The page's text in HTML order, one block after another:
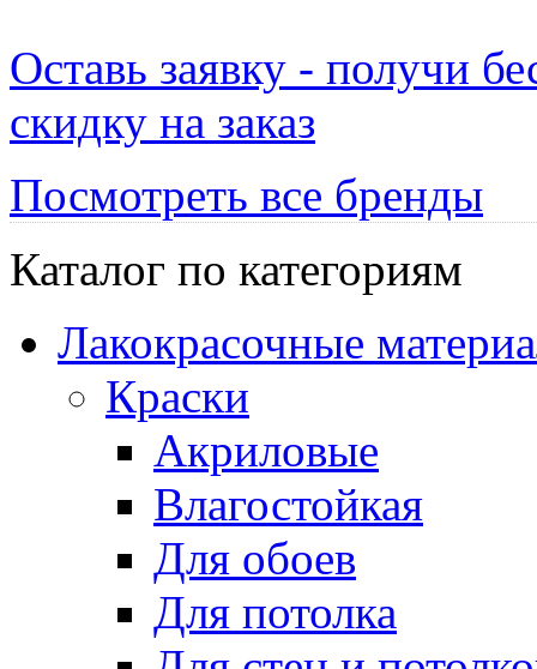
Оставь заявку - получи
скидку на заказ
Посмотреть все бренды
Каталог по категориям
Лакокрасочные
Краски
Акриловые
Влагостойкая
Для обоев
Для потолка